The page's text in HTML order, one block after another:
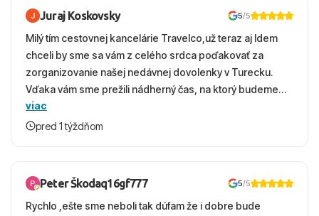
Juraj Koskovsky 5/5
Milý tím cestovnej kancelárie Travelco,už teraz aj Idem
chceli by sme sa vám z celého srdca poďakovať za
zorganizovanie našej nedávnej dovolenky v Turecku.
Vďaka vám sme prežili nádherný čas, na ktorý budeme
ešte dlho s úsmevom spomínať. ​Všetko prebehlo
absolútne hladko – od prvotného výberu zájazdu, cez
bola to trefa do čierneho! ​Čo nás dostalo najviac: ​Skvelé
služby a personál: Vždy usmievaví, ochotní a starostliví
ľudia. ​Gastro zážitok: Výborné, pestré a čerstvé jedlo
viac
pred 1 týždňom
Peter Škodaq16gf777 5/5
Rychlo ,ešte sme neboli tak dúfam že i dobre bude